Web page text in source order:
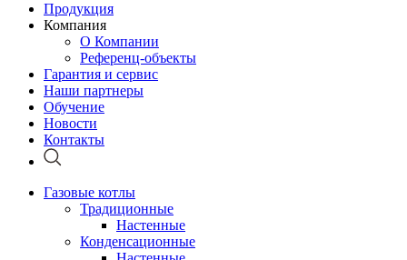
Продукция
Компания
О Компании
Референц-объекты
Гарантия и сервис
Наши партнеры
Обучение
Новости
Контакты
Газовые котлы
Традиционные
Настенные
Конденсационные